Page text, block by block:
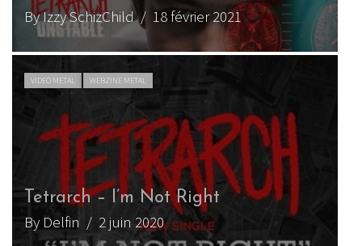
By Izzy SchizChild/ 18 février 2021
VIDEO METAL WEBZINE METAL
Tetrarch – I’m Not Right
By Delfin / 2 juin 2020